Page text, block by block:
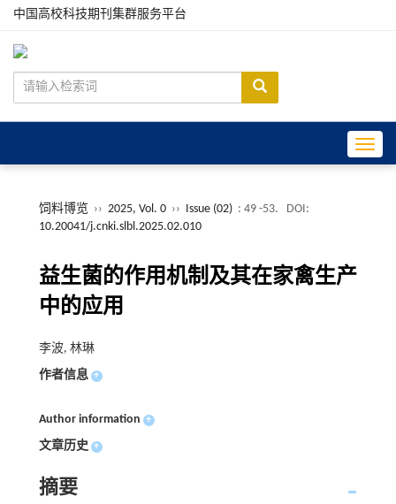
中国高校科技期刊集群服务平台
饲料博览 ›› 2025, Vol. 0 ›› Issue (02) : 49 -53.
DOI:
10.20041/j.cnki.slbl.2025.02.010
益生菌的作用机制及其在家禽生产
中的应用
李波, 林琳
作者信息 +
Author information +
文章历史 +
摘要